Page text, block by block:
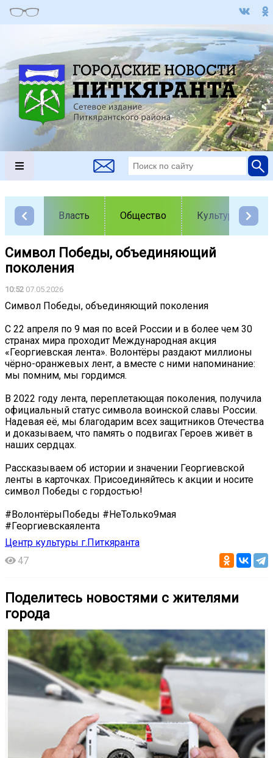
Власть Общество Культура
Символ Победы, объединяющий
поколения
10:52 07.05.2026
Символ Победы, объединяющий поколения
С 22 апреля по 9 мая по всей России и в более чем 30
странах мира проходит Международная акция
«Георгиевская лента». Волонтёры раздают миллионы
чёрно-оранжевых лент, а вместе с ними напоминание:
мы помним, мы гордимся.
В 2022 году лента, переплетающая поколения, получила
официальный статус символа воинской славы России.
Надевая её, мы благодарим всех защитников Отечества
и доказываем, что память о подвигах Героев живёт в
наших сердцах.
Рассказываем об истории и значении Георгиевской
ленты в карточках. Присоединяйтесь к акции и носите
символ Победы с гордостью!
#ВолонтёрыПобеды #НеТолько9мая
#Георгиевскаялента
Центр культуры г.Питкяранта
47
Поделитесь новостями с жителями
города